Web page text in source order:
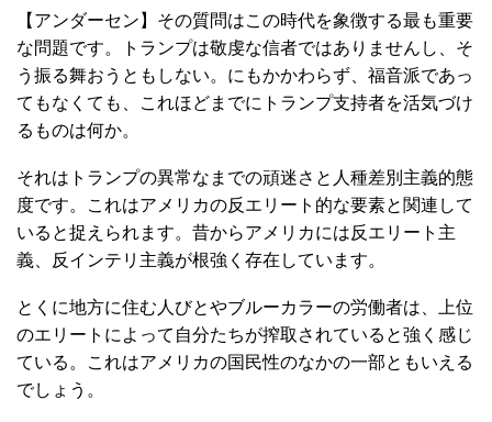
【アンダーセン】その質問はこの時代を象徴する最も重要
な問題です。トランプは敬虔な信者ではありませんし、そ
う振る舞おうともしない。にもかかわらず、福音派であっ
てもなくても、これほどまでにトランプ支持者を活気づけ
るものは何か。
それはトランプの異常なまでの頑迷さと人種差別主義的態
度です。これはアメリカの反エリート的な要素と関連して
いると捉えられます。昔からアメリカには反エリート主
義、反インテリ主義が根強く存在しています。
とくに地方に住む人びとやブルーカラーの労働者は、上位
のエリートによって自分たちが搾取されていると強く感じ
ている。これはアメリカの国民性のなかの一部ともいえる
でしょう。